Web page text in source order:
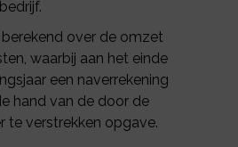
over de omzet
waarbij aan het einde
een naverrekening
hand van de door de
te verstrekken opgave.